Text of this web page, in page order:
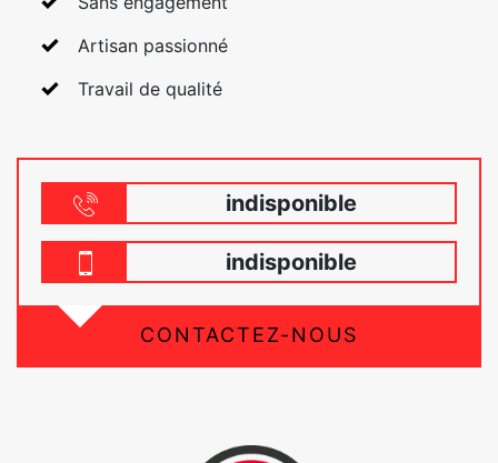
Artisan passionné
Travail de qualité
indisponible
indisponible
CONTACTEZ-NOUS